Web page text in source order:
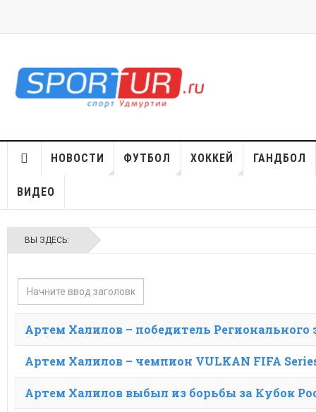
НОВОСТИ ФУТБОЛ ХОККЕЙ ГАНДБОЛ
ВИДЕО
ВЫ ЗДЕСЬ:
Начните
ввод
метки
Артем Халилов – победитель Регионального
Артем Халилов – чемпион VULKAN FIFA
Артем Халилов выбыл из борьбы за Кубок